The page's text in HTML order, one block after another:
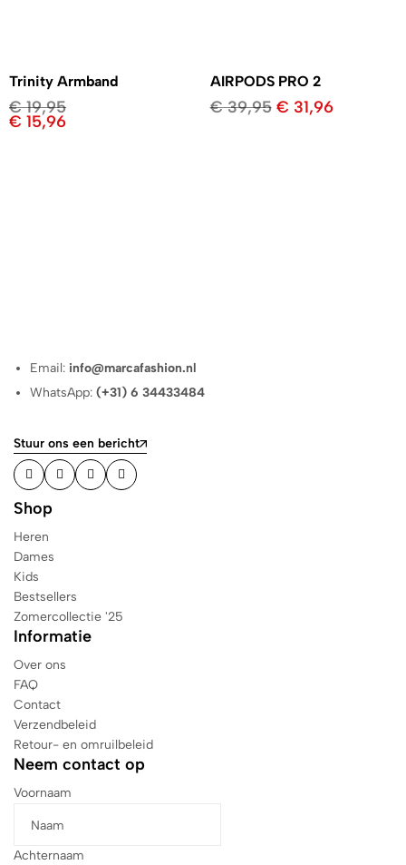
Trinity Armband
€19,95
€ 15,96
AIRPODS PRO 2
€39,95 € 31,96
Email: info@marcafashion.nl
WhatsApp:(+31) 6 34433484
Stuur ons een bericht
Shop
Heren
Dames
Kids
Bestsellers
Zomercollectie '25
Informatie
Over ons
FAQ
Contact
Verzendbeleid
Retour- en omruilbeleid
Neem contact op
Voornaam
Achternaam